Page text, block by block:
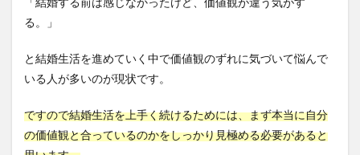
る。」
と結婚生活を進めていく中で価値観のずれに気づいて悩んで
いる人が多いのが現状です。
ですので結婚生活を上手く続けるためには、まず本当に自分
の価値観と合っているのかをしっかり見極める必要があると